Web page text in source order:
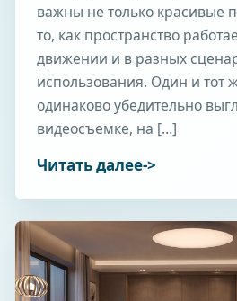
важны не только красивые
то, как пространство
движении и в разных
использования. Один и тот
одинаково убедительно
видеосъемке, на […]
Читать далее